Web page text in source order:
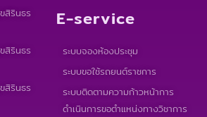
สิรินธร
สิรินธร
สิรินธร
E-service
ระบบจองห้องประชุม
ระบบขอใช้รถยนต์ราชการ
ระบบติดตามความก้าวหน้าการ
ดำเนินการขอตำแหน่งทางวิชาการ